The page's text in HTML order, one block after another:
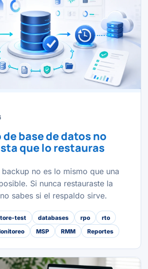
base de datos no
que lo restauras
no es lo mismo que una
Si nunca restauraste la
sabes si el respaldo sirve.
test databases rpo
rto
MSP RMM Reportes